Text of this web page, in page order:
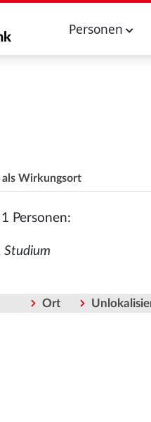
Personen
als Wirkungsort
Personen:
Studium
Ort